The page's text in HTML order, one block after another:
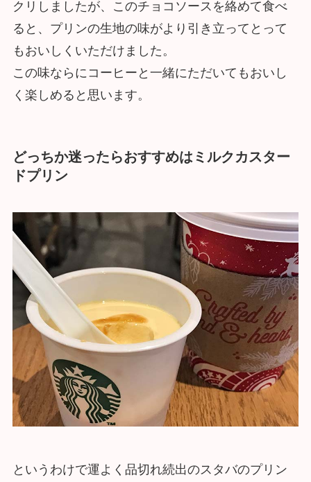
クリしましたが、このチョコソースを絡めて食べ
ると、プリンの生地の味がより引き立ってとって
もおいしくいただけました。
この味ならにコーヒーと一緒にただいてもおいし
く楽しめると思います。
どっちか迷ったらおすすめはミルクカスター
ドプリン
というわけで運よく品切れ続出のスタバのプリン